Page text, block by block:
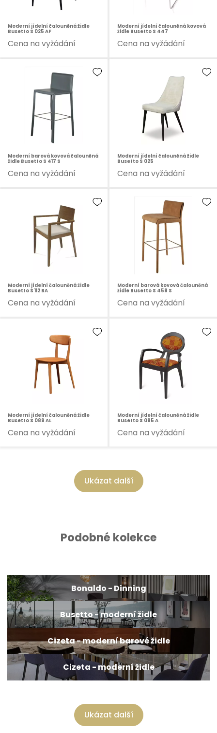
Moderní jídelní čalouněná židle
Busetto S 025 AF
Cena na vyžádání
Moderní jídelní čalouněná kovová
židle Busetto S 447
Cena na vyžádání
Moderní barová kovová čalouněná
židle Busetto S 417 S
Cena na vyžádání
Moderní jídelní čalouněná židle
Busetto S 025
Cena na vyžádání
Moderní jídelní čalouněná židle
Busetto S 112 BA
Cena na vyžádání
Moderní barová kovová čalouněná
židle Busetto S 458 S
Cena na vyžádání
Moderní jídelní čalouněná židle
Busetto S 089 AL
Cena na vyžádání
Moderní jídelní čalouněná židle
Busetto S 085 A
Cena na vyžádání
Ukázat další
Podobné kolekce
Bonaldo - Dinning
Busetto - moderní židle
Cizeta - moderní barové židle
Cizeta - moderní židle
Ukázat další